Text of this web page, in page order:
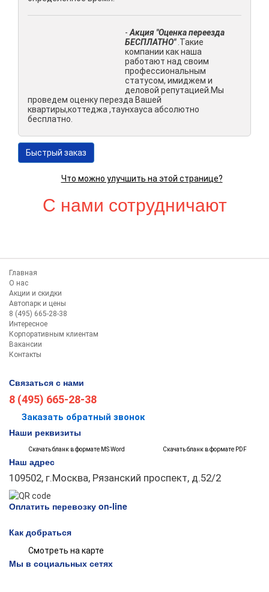
- Акция "Оценка переезда
БЕСПЛАТНО".Такие
компании как наша
работают над своим
профессиональным
статусом, имиджем и
деловой репутацией.Мы
проведем оценку перезда Вашей
квартиры,коттеджа ,таунхауса абсолютно
бесплатно.
Быстрый заказ
Что можно улучшить на этой странице?
С нами сотрудничают
Главная
О нас
Акции и скидки
Автопарк и цены
8 (495) 665-28-38
Интересное
Корпоративным клиентам
Вакансии
Контакты
Связаться с нами
8 (495) 665-28-38
Заказать обратный звонок
Наши реквизиты
Скачать бланк в формате МS Word Скачать бланк в формате PDF
Наш адрес
109502, г.Москва, Рязанский проспект, д.52/2
Оплатить перевозку on-line
Как добраться
Смотреть на карте
Мы в социальных сетях